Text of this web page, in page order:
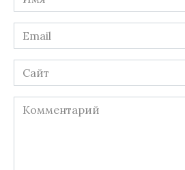
*
Email
*
Сайт
Комментарий